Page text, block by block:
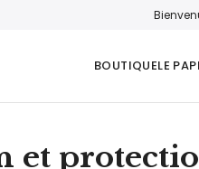
BOUTIQUELE
et